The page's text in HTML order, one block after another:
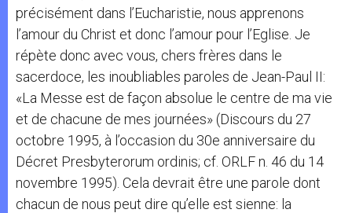
précisément dans l’Eucharistie, nous apprenons
l’amour du Christ et donc l’amour pour l’Eglise. Je
répète donc avec vous, chers frères dans le
sacerdoce, les inoubliables paroles de Jean-Paul II:
«La Messe est de façon absolue le centre de ma vie
et de chacune de mes journées» (Discours du 27
octobre 1995, à l’occasion du 30e anniversaire du
Décret Presbyterorum ordinis; cf. ORLF n. 46 du 14
novembre 1995). Cela devrait être une parole dont
chacun de nous peut dire qu’elle est sienne: la